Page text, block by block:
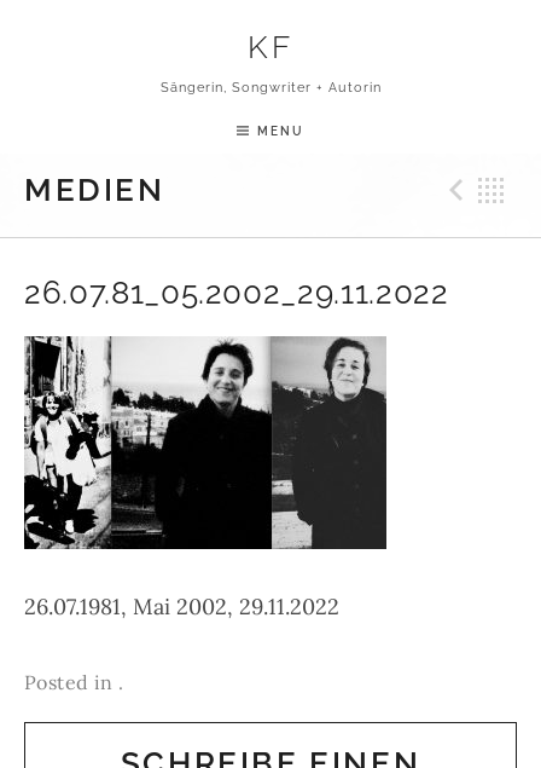
KF
Sängerin, Songwriter + Autorin
MENU
MEDIEN
26.07.81_05.2002_29.11.2022
26.07.1981, Mai 2002, 29.11.2022
Posted in .